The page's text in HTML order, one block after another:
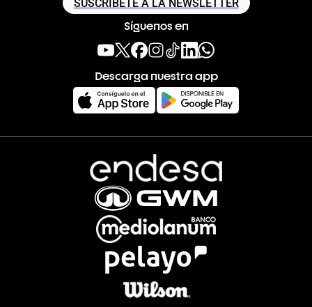
SUSCRÍBETE A LA NEWSLETTER
Síguenos en
Descarga nuestra app